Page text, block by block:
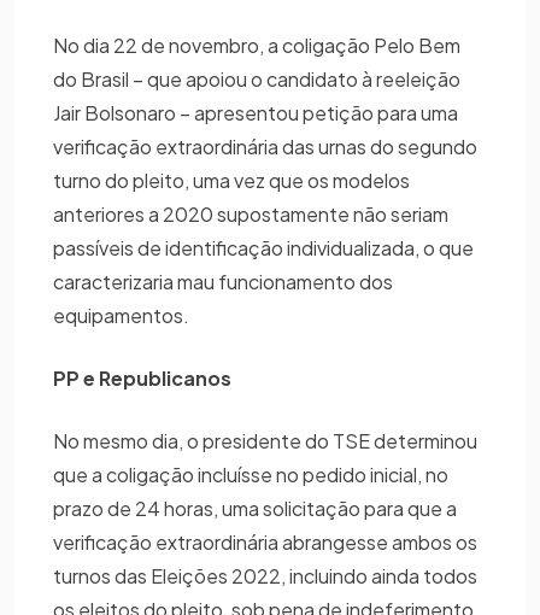
No dia 22 de novembro, a coligação Pelo Bem
do Brasil – que apoiou o candidato à reeleição
Jair Bolsonaro – apresentou petição para uma
verificação extraordinária das urnas do segundo
turno do pleito, uma vez que os modelos
anteriores a 2020 supostamente não seriam
passíveis de identificação individualizada, o que
caracterizaria mau funcionamento dos
equipamentos.
PP e Republicanos
No mesmo dia, o presidente do TSE determinou
que a coligação incluísse no pedido inicial, no
prazo de 24 horas, uma solicitação para que a
verificação extraordinária abrangesse ambos os
turnos das Eleições 2022, incluindo ainda todos
os eleitos do pleito, sob pena de indeferimento